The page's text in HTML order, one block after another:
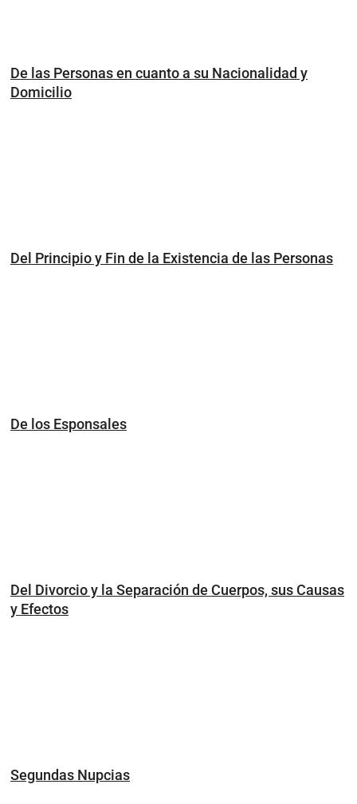
De las Personas en cuanto a su Nacionalidad y
Domicilio
Del Principio y Fin de la Existencia de las Personas
De los Esponsales
Del Divorcio y la Separación de Cuerpos, sus Causas
y Efectos
Segundas Nupcias